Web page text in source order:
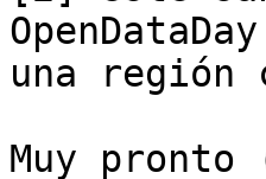
una región
Muy